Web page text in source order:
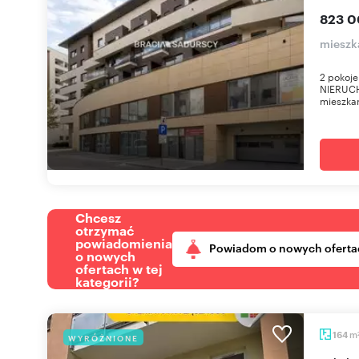
823
2
Chcesz
otrzymać
powiadomienia
o nowych
ofertach w tej
kategorii?
Powiadom o nowych
WYRÓŻNIONE 164 m